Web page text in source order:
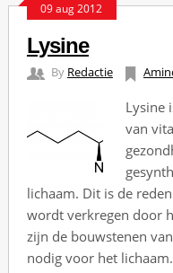
09 aug 2012
Lysine
By Redactie
Lysine
van
lichaam. Dit is de
wordt verkregen door
zijn de bouwstenen
nodig voor het